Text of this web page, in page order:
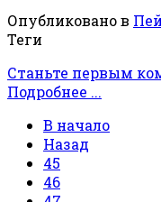
Опубликовано в
Теги
Станьте первым
Подробнее ...
В начало
Назад
45
46